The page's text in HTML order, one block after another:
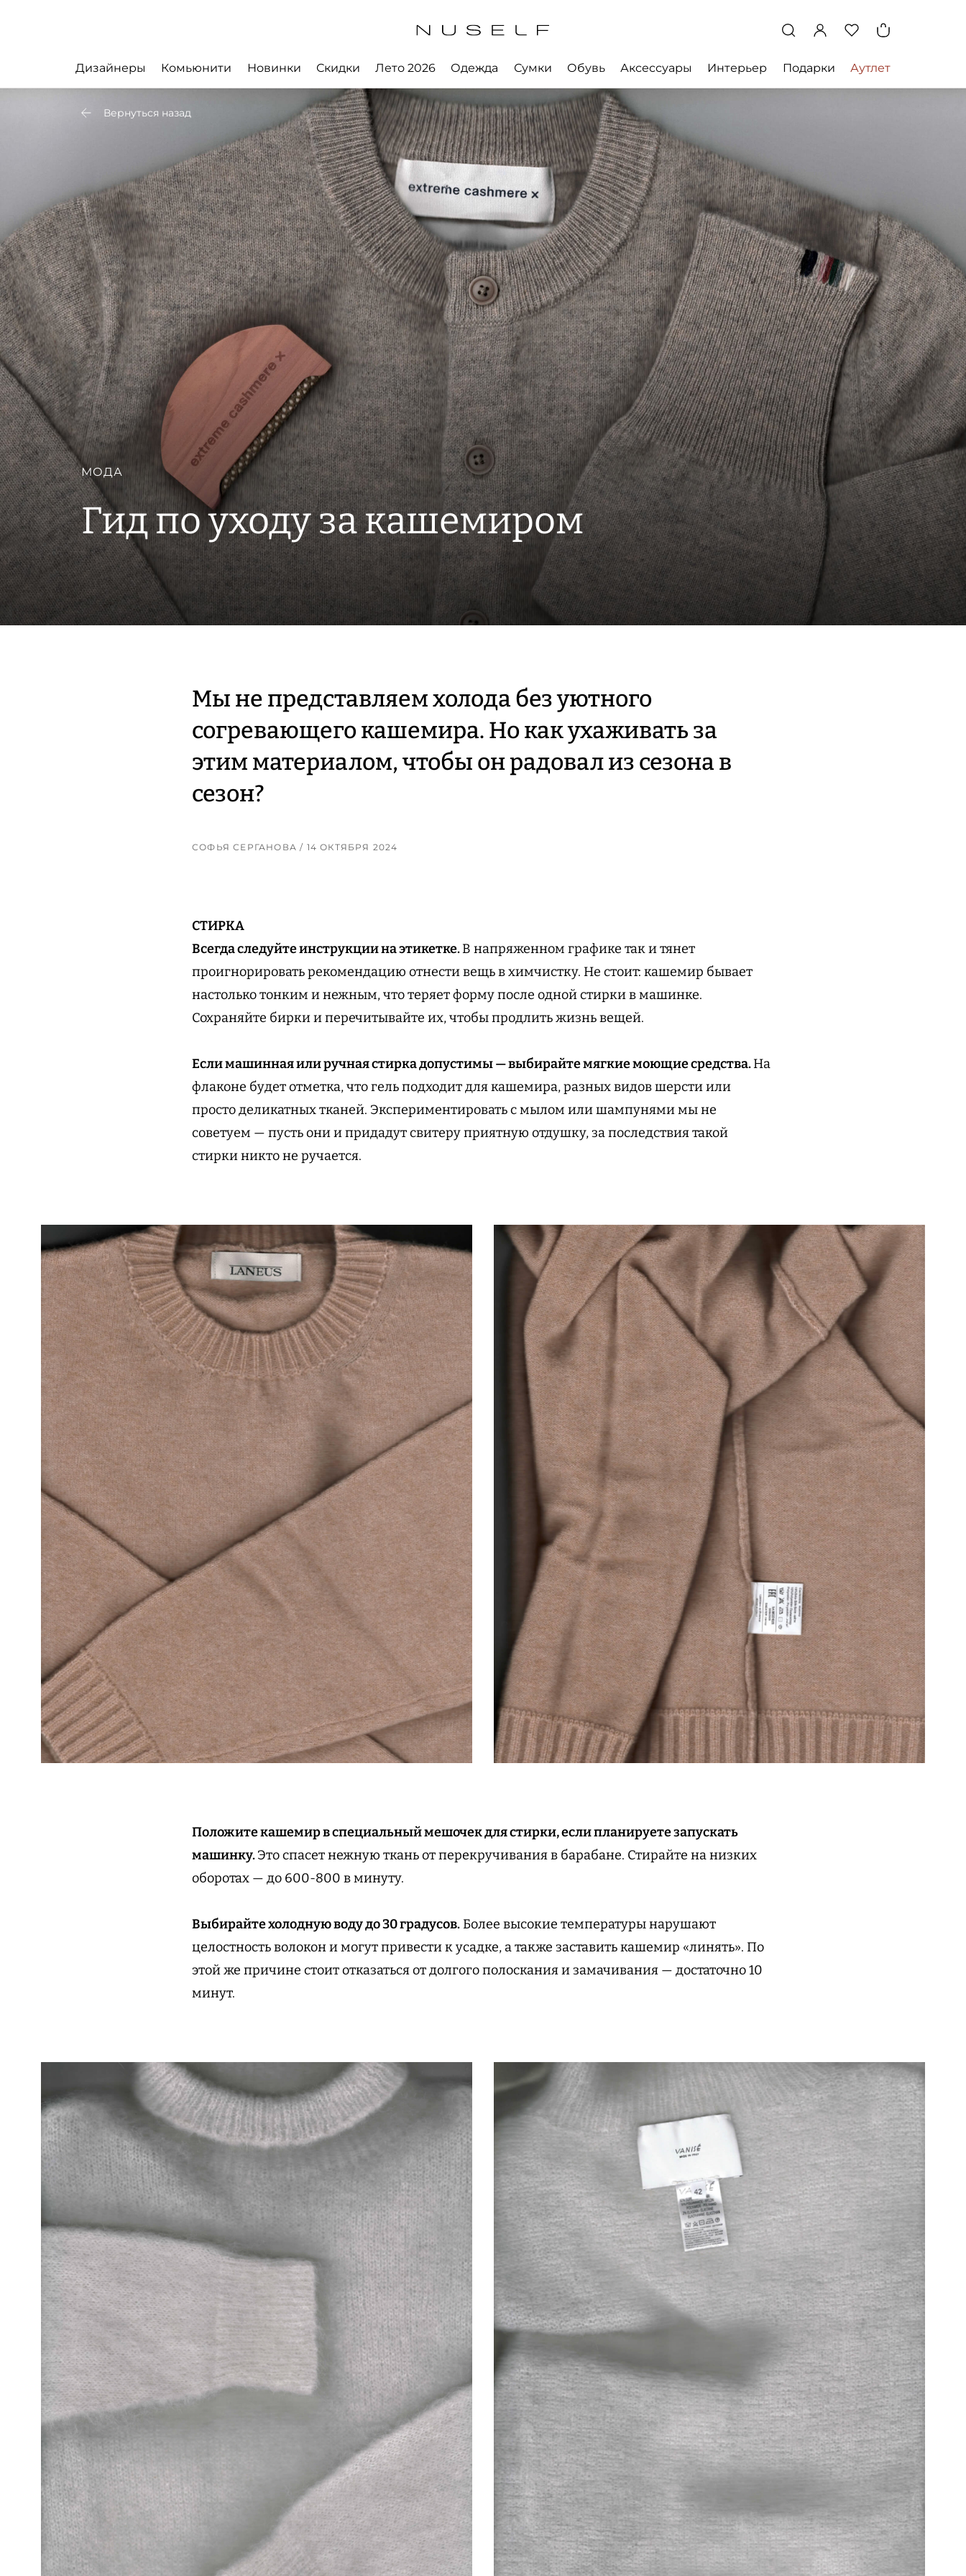
Дизайнеры Комьюнити Новинки Скидки Лето 2026 Одежда Сумки Обувь Аксессуары Интерьер Подарки Аутлет
Вернуться назад
МОДА
Гид по уходу за кашемиром
Мы не представляем холода без уютного
согревающего кашемира. Но как ухаживать за
этим материалом, чтобы он радовал из сезона в
сезон?
СОФЬЯ СЕРГАНОВА/ 14 ОКТЯБРЯ 2024
СТИРКА
Всегда следуйте инструкции на этикетке.В напряженном графике так и тянет
проигнорировать рекомендацию отнести вещь в химчистку. Не стоит: кашемир бывает
настолько тонким и нежным, что теряет форму после одной стирки в машинке.
Сохраняйте бирки и перечитывайте их, чтобы продлить жизнь вещей.
Если машинная или ручная стирка допустимы — выбирайте мягкие моющие средства.На
флаконе будет отметка, что гель подходит для кашемира, разных видов шерсти или
просто деликатных тканей. Экспериментировать с мылом или шампунями мы не
советуем — пусть они и придадут свитеру приятную отдушку, за последствия такой
стирки никто не ручается.
Положите кашемир в специальный мешочек для стирки, если планируете запускать
машинку.Это спасет нежную ткань от перекручивания в барабане. Стирайте на низких
оборотах — до 600-800 в минуту.
Выбирайте холодную воду до 30 градусов.Более высокие температуры нарушают
целостность волокон и могут привести к усадке, а также заставить кашемир «линять». По
этой же причине стоит отказаться от долгого полоскания и замачивания — достаточно 10
минут.